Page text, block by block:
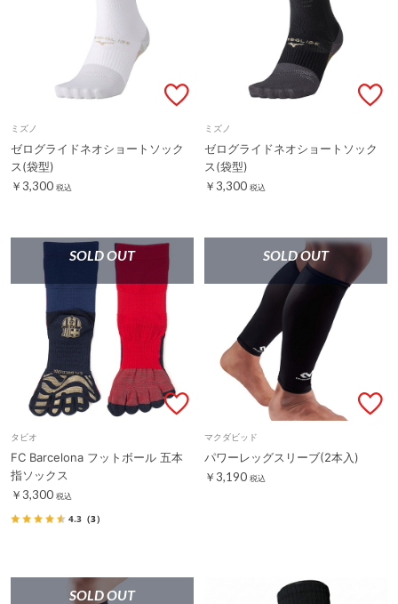
ミズノ
ゼログライドネオショートソック
ス(袋型)
￥3,300 税込
ミズノ
ゼログライドネオショートソック
ス(袋型)
￥3,300 税込
SOLD OUT
タビオ
FC Barcelona フットボール 五本
指ソックス
￥3,300 税込
4.3 （3）
SOLD OUT
マクダビッド
パワーレッグスリーブ(2本入)
￥3,190 税込
SOLD OUT